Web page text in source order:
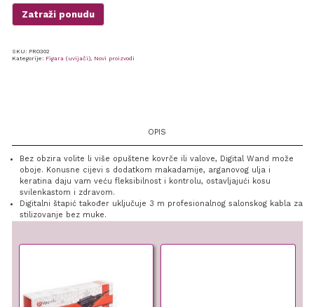
Zatraži ponudu
SKU: PRO302
Kategorije: Figara (uvijači), Novi proizvodi
OPIS
Bez obzira volite li više opuštene kovrče ili valove, Digital Wand može
oboje. Konusne cijevi s dodatkom makadamije, arganovog ulja i
keratina daju vam veću fleksibilnost i kontrolu, ostavljajući kosu
svilenkastom i zdravom.
Digitalni štapić također uključuje 3 m profesionalnog salonskog kabla za
stilizovanje bez muke.